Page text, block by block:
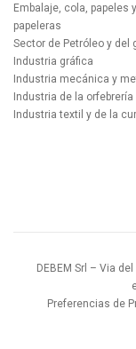
Embalaje, cola, papeles y
papeleras
Sector de Petróleo y del
Industria gráfica
Industria mecánica y
Industria de la orfebrería
Industria textil y de la
DEBEM Srl – Via
Preferencias de